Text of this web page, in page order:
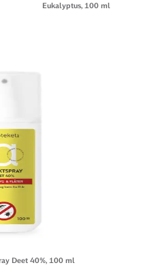
Eukalyptus, 100 ml
Deet 40%, 100 ml